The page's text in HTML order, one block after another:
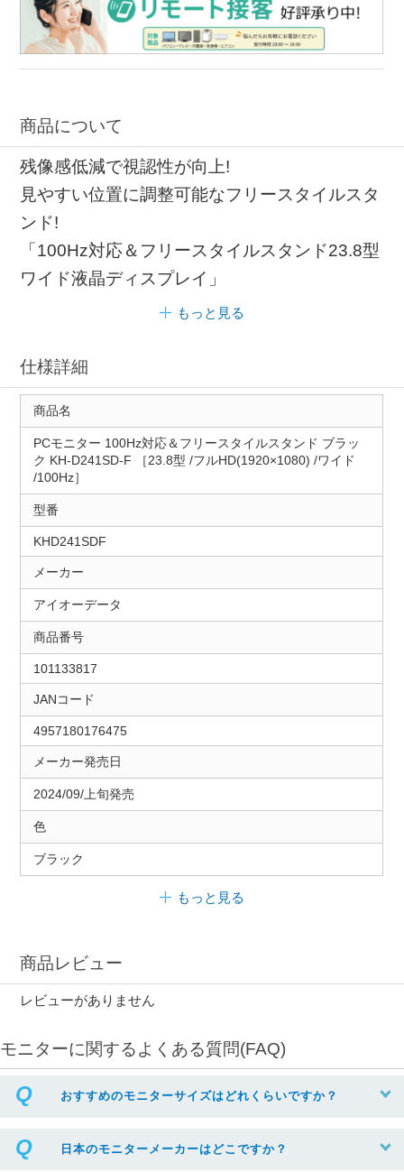
商品について
残像感低減で視認性が向上!
見やすい位置に調整可能なフリースタイルスタ
ンド!
「100Hz対応＆フリースタイルスタンド23.8型
ワイド液晶ディスプレイ」
もっと見る
仕様詳細
商品名
PCモニター 100Hz対応＆フリースタイルスタンド ブラッ
ク KH-D241SD-F ［23.8型 /フルHD(1920×1080) /ワイド
/100Hz］
型番
KHD241SDF
メーカー
アイオーデータ
商品番号
101133817
JANコード
4957180176475
メーカー発売日
2024/09/上旬発売
色
ブラック
もっと見る
商品レビュー
レビューがありません
モニターに関するよくある質問(FAQ)
おすすめのモニターサイズはどれくらいですか？
日本のモニターメーカーはどこですか？